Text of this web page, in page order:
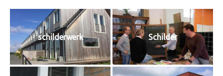
schilderwerk Schilder